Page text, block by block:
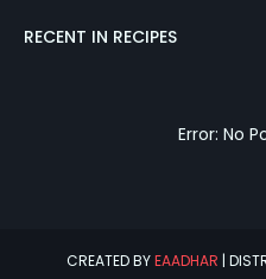
RECENT IN RECIPES
Error: No
CREATED BYEAADHAR |